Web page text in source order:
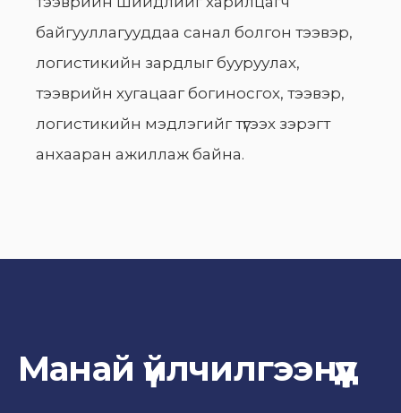
байгууллагууддаа санал болгон тээвэр,
логистикийн зардлыг бууруулах,
тээврийн хугацааг богиносгох, тээвэр,
логистикийн мэдлэгийг түгээх зэрэгт
анхааран ажиллаж байна.
Манай үйлчилгээнүүд